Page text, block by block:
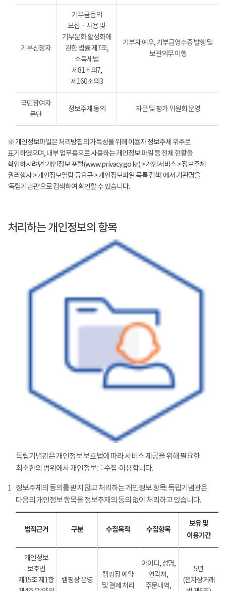
기부신청자
기부금품의
모집ㆍ사용 및
기부문화 활성화에
관한 법률 제7조,
소득세법
제81조의7,
제160조의3
기부자 예우, 기부금영수증 발행 및
보관의무 이행
국민참여자
문단
정보주체 동의 자문 및 평가 위원회 운영
※ 개인정보파일은 처리방침의 가독성을 위해 이용자 정보주체 위주로
표기하였으며, 내부 업무용으로 사용하는 개인정보 파일 등 전체 현황을
확인하시려면 ‘개인정보 포털(www.privacy.go.kr) > 개인서비스 > 정보주체
권리행사 > 개인정보열람 등요구 > 개인정보파일 목록 검색’ 에서 기관명을
‘독립기념관’으로 검색하여 확인할 수 있습니다.
처리하는 개인정보의 항목
독립기념관은 개인정보 보호법에 따라 서비스 제공을 위해 필요한
최소한의 범위에서 개인정보를 수집·이용합니다.
1 정보주체의 동의를 받지 않고 처리하는 개인정보 항목: 독립기념관은
다음의 개인정보 항목을 정보추제의 동의 없이 처리하고 있습니다.
법적근거 구분 수집목적 수집항목
보유 및
이용기간
개인정보
보호법
제15조 제1항
캠핑장 운영
캠핑장 예약
및 결제 처리
아이디, 성명,
연락처,
주문내역,
5년
(전자상거래